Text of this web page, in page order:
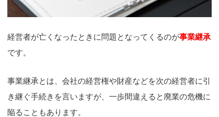
経営者が亡くなったときに問題となってくるのが事業継承
です。
事業継承とは、会社の経営権や財産などを次の経営者に引
き継ぐ手続きを言いますが、一歩間違えると廃業の危機に
陥ることもあります。